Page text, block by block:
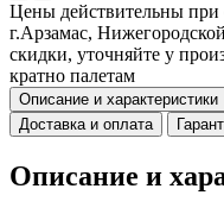
Цены действительны
г.Арзамас,
скидки, уточняйте у
кратно палетам
Описание и характеристики
Доставка и оплата
Описание и